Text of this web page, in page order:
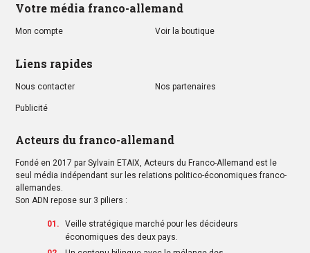
Votre média franco-allemand
Mon compte Voir la boutique
Liens rapides
Nous contacter Nos partenaires
Publicité
Acteurs du franco-allemand
Fondé en 2017 par Sylvain ETAIX, Acteurs du Franco-Allemand est le
seul média indépendant sur les relations politico-économiques franco-
allemandes.
Son ADN repose sur 3 piliers :
Veille stratégique marché pour les décideurs
économiques des deux pays.